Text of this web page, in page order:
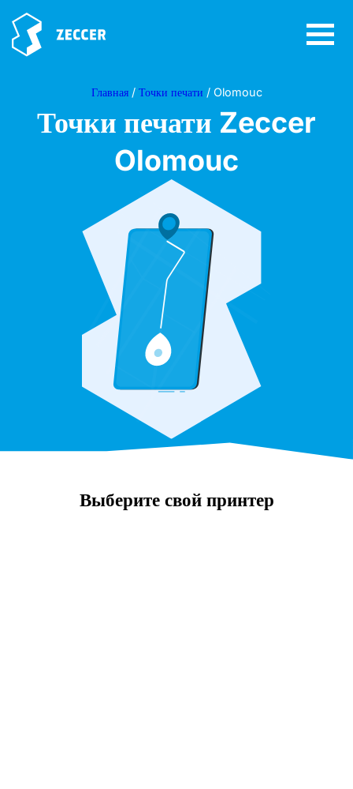
Главная/ Точки печати / Olomouc
Точки печати Zeccer
Olomouc
Выберите свой принтер